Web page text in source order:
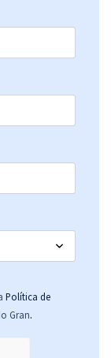
Política de
Gran.